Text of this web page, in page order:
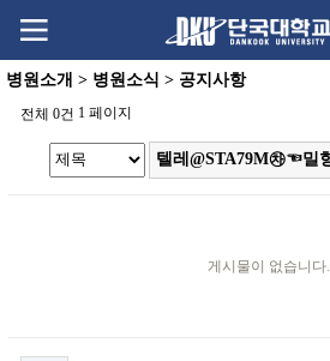
content
menu
병원소개 > 병원소식 > 공지사항
전체 0건 1 페이지
게시물이 없습니다.